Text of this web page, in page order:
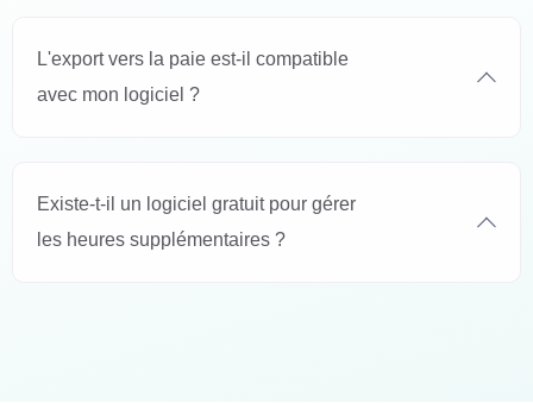
L'export vers la paie est-il compatible
avec mon logiciel ?
Existe-t-il un logiciel gratuit pour gérer
les heures supplémentaires ?